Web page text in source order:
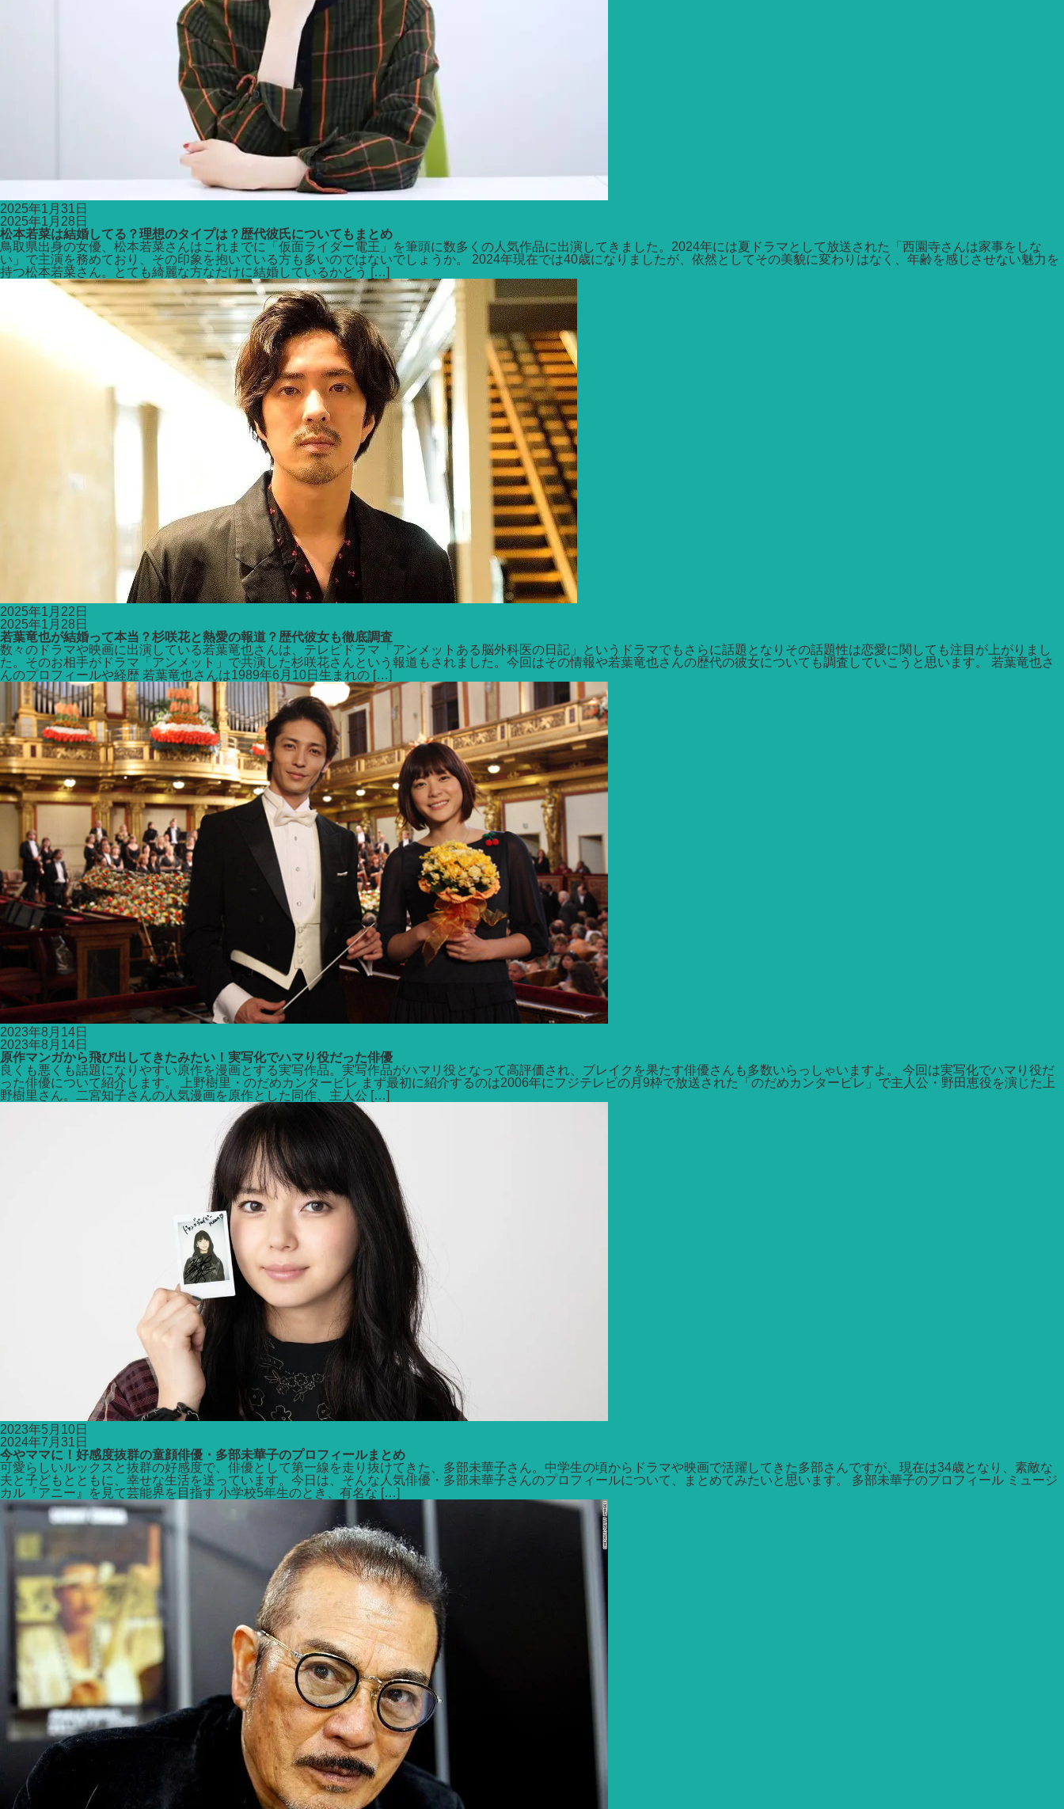
2025年1月31日
2025年1月28日
松本若菜は結婚してる？理想のタイプは？歴代彼氏についてもまとめ
鳥取県出身の女優、松本若菜さんはこれまでに「仮面ライダー電王」を筆頭に数多くの人気作品に出演してきました。2024年には夏ドラマとして放送された「西園寺さんは家事をしな
い」で主演を務めており、その印象を抱いている方も多いのではないでしょうか。 2024年現在では40歳になりましたが、依然としてその美貌に変わりはなく、年齢を感じさせない魅力を
持つ松本若菜さん。とても綺麗な方なだけに結婚しているかどう […]
2025年1月22日
2025年1月28日
若葉竜也が結婚って本当？杉咲花と熱愛の報道？歴代彼女も徹底調査
数々のドラマや映画に出演している若葉竜也さんは、テレビドラマ「アンメットある脳外科医の日記」というドラマでもさらに話題となりその話題性は恋愛に関しても注目が上がりまし
た。そのお相手がドラマ「アンメット」で共演した杉咲花さんという報道もされました。今回はその情報や若葉竜也さんの歴代の彼女についても調査していこうと思います。 若葉竜也さ
んのプロフィールや経歴 若葉竜也さんは1989年6月10日生まれの […]
2023年8月14日
2023年8月14日
原作マンガから飛び出してきたみたい！実写化でハマり役だった俳優
良くも悪くも話題になりやすい原作を漫画とする実写作品。実写作品がハマリ役となって高評価され、ブレイクを果たす俳優さんも多数いらっしゃいますよ。 今回は実写化でハマり役だ
った俳優について紹介します。 上野樹里・のだめカンタービレ まず最初に紹介するのは2006年にフジテレビの月9枠で放送された「のだめカンタービレ」で主人公・野田恵役を演じた上
野樹里さん。二宮知子さんの人気漫画を原作とした同作、主人公 […]
2023年5月10日
2024年7月31日
今やママに！好感度抜群の童顔俳優・多部未華子のプロフィールまとめ
可愛らしいルックスと抜群の好感度で、俳優として第一線を走り抜けてきた、多部未華子さん。中学生の頃からドラマや映画で活躍してきた多部さんですが、現在は34歳となり、素敵な
夫と子どもとともに、幸せな生活を送っています。今日は、そんな人気俳優・多部未華子さんのプロフィールについて、まとめてみたいと思います。 多部未華子のプロフィール ミュージ
カル『アニー』を見て芸能界を目指す 小学校5年生のとき、有名な […]